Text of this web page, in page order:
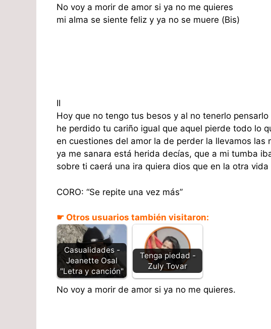
No voy a morir de amor si ya no me quieres
mi alma se siente feliz y ya no se muere (Bis)
II
Hoy que no tengo tus besos y al no tenerlo pensarlo
he perdido tu cariño igual que aquel pierde todo lo
en cuestiones del amor la de perder la llevamos las
ya me sanara está herida decías, que a mi tumba
sobre ti caerá una ira quiera dios que en la otra
CORO: “Se repite una vez más”
☛ Otros usuarios también visitaron:
Casualidades -
Jeanette Osal
"Letra y canción"
Tenga piedad -
Zuly Tovar
No voy a morir de amor si ya no me quieres.